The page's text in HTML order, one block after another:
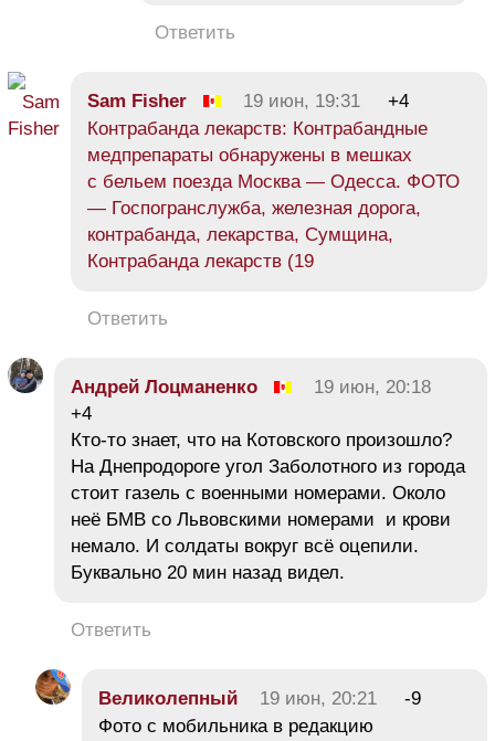
Ответить
Sam Fisher 19 июн, 19:31
+4
Контрабанда лекарств: Контрабандные
медпрепараты обнаружены в мешках
с бельем поезда Москва — Одесса. ФОТО
— Госпогранслужба, железная дорога,
контрабанда, лекарства, Сумщина,
Контрабанда лекарств (19
Ответить
Андрей Лоцманенко
19 июн, 20:18
+4
Кто-то знает, что на Котовского произошло?
На Днепродороге угол Заболотного из города
стоит газель с военными номерами. Около
неё БМВ со Львовскими номерами и крови
немало. И солдаты вокруг всё оцепили.
Буквально 20 мин назад видел.
Ответить
Великолепный 19 июн, 20:21
-9
Фото с мобильника в редакцию